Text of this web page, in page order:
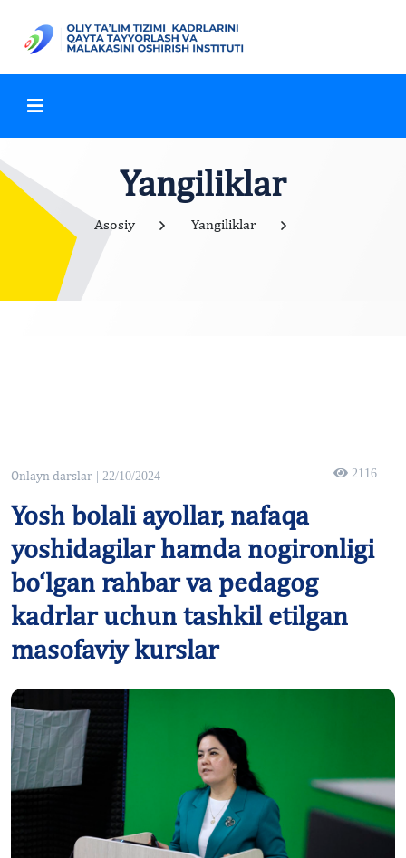
Yangiliklar
Asosiy Yangiliklar
Onlayn darslar | 22/10/2024 2116
Yosh bolali ayollar, nafaqa
yoshidagilar hamda nogironligi
bo‘lgan rahbar va pedagog
kadrlar uchun tashkil etilgan
masofaviy kurslar